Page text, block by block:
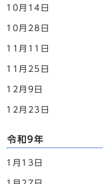
10月14日
10月28日
11月11日
11月25日
12月9日
12月23日
令和9年
1月13日